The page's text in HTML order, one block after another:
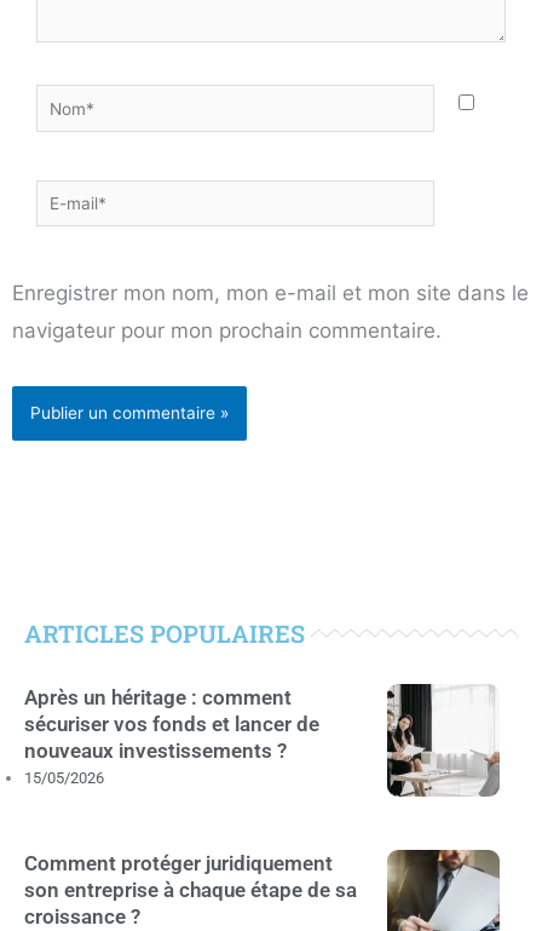
Nom*
E-
mail*
Enregistrer mon nom, mon e-mail et mon site dans le
navigateur pour mon prochain commentaire.
ARTICLES POPULAIRES
Après un héritage : comment
sécuriser vos fonds et lancer de
nouveaux investissements ?
15/05/2026
Comment protéger juridiquement
son entreprise à chaque étape de sa
croissance ?